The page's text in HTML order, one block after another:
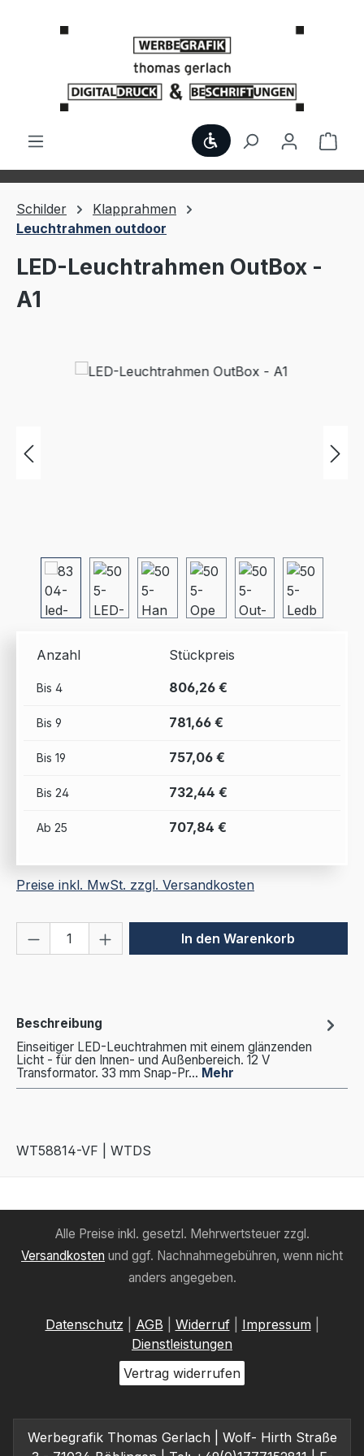
Werkzeugleiste
Schilder
Klapprahmen
Leuchtrahmen outdoor
LED-Leuchtrahmen OutBox -
A1
Bildergalerie überspringen
Anzahl Stückpreis
Bis 4 806,26 €
Bis 9 781,66 €
Bis 19 757,06 €
Bis 24 732,44 €
Ab 25 707,84 €
Preise inkl. MwSt. zzgl. Versandkosten
Produkt Anzahl: Gib denIn den Warenkorb
Beschreibung
Einseitiger LED-Leuchtrahmen mit einem glänzenden
Licht - für den Innen- und Außenbereich. 12 V
Transformator. 33 mm Snap-Pr… Mehr
WT58814-VF | WTDS
Alle Preise inkl. gesetzl. Mehrwertsteuer zzgl.
Versandkosten und ggf. Nachnahmegebühren, wenn nicht
anders angegeben.
Datenschutz AGB Widerruf| Impressum
Dienstleistungen
Vertrag widerrufen
Werbegrafik Thomas Gerlach | Wolf- Hirth Straße